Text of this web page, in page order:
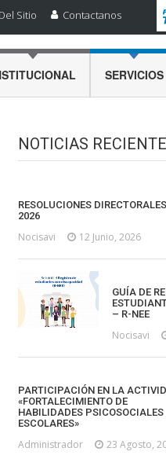
Sitio Contactanos
SERVICIOS
NOTICIAS
RESOLUCIONES DIRECTORALES
2026
Nocisavi 12 Junio, 2026
GUÍA DE
– R-NEE
Nocisavi
PARTICIPACIÓN EN LA
«FORTALECIMIENTO DE
HABILIDADES PSICOSOCIALES
ESCOLARES»
Administrador 23 Agosto,